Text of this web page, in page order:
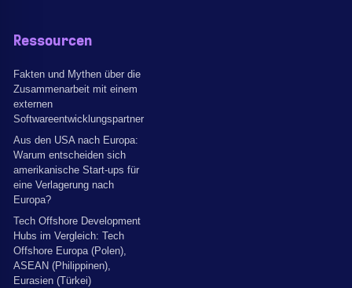
Ressourcen
Fakten und Mythen über die
Zusammenarbeit mit einem
externen
Softwareentwicklungspartner
Aus den USA nach Europa:
Warum entscheiden sich
amerikanische Start-ups für
eine Verlagerung nach
Europa?
Tech Offshore Development
Hubs im Vergleich: Tech
Offshore Europa (Polen),
ASEAN (Philippinen),
Eurasien (Türkei)